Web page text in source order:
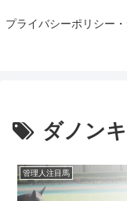
プライバシーポリシー
ダノン
管理人注目馬